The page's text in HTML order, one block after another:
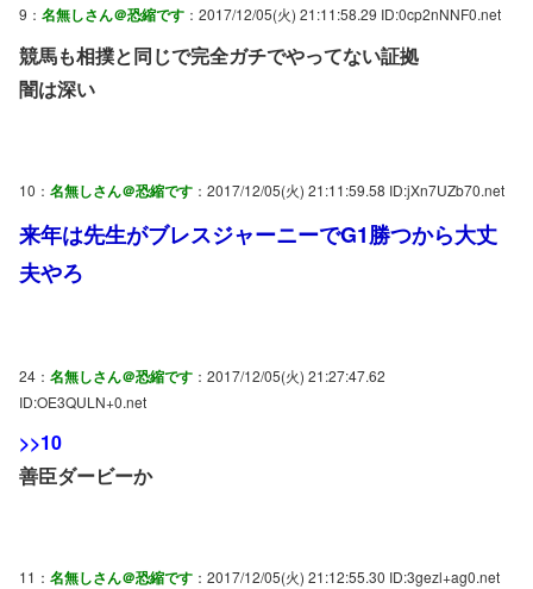
9： 名無しさん＠恐縮です ：2017/12/05(火) 21:11:58.29 ID:0cp2nNNF0.net
競馬も相撲と同じで完全ガチでやってない証拠
闇は深い
10： 名無しさん＠恐縮です ：2017/12/05(火) 21:11:59.58 ID:jXn7UZb70.net
来年は先生がブレスジャーニーでG1勝つから大丈
夫やろ
24： 名無しさん＠恐縮です ：2017/12/05(火) 21:27:47.62
ID:OE3QULN+0.net
>>10
善臣ダービーか
11： 名無しさん＠恐縮です ：2017/12/05(火) 21:12:55.30 ID:3gezl+ag0.net